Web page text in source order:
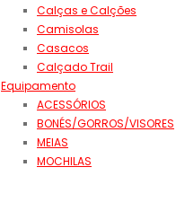
Calças e Calções
Camisolas
Casacos
Calçado Trail
Equipamento
ACESSÓRIOS
BONÉS/GORROS/VISORES
MEIAS
MOCHILAS